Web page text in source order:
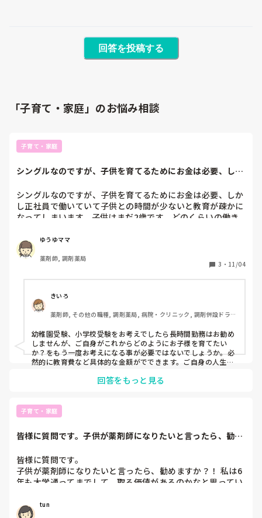
回答を投稿する
「子育て・家庭」のお悩み相談
子育て・家庭
シングルなのですが、子供を育てるためにお金は必要、しか
シングルなのですが、子供を育てるためにお金は必要、しか
し正社員で働いていて子供との時間が少ないと教育が疎かに
なってしまいます。子供はまだ2歳です。どのくらいの働き
聞かせてください。宜しくお願いします。
ゆうゆママ
薬剤師, 調剤薬局
3 ・ 11/04
きいろ
薬剤師, その他の職種, 調剤薬局, 病院・クリニック, 調剤併設ドラッ
幼稚園受験、小学校受験をお考えでしたら長時間勤務はお勧め
しませんが、ご自身がこれからどのようにお子様を育てたい
か？をもう一度お考えになる事が必要ではないでしょうか。必
然的に教育費など具体的な金額がでできます。ご自身の人生設
様の成長と共に働き方を見直していくのはいかがでしょか？
回答をもっと見る
子育て・家庭
皆様に質問です。子供が薬剤師になりたいと言ったら、勧め
皆様に質問です。
子供が薬剤師になりたいと言ったら、勧めますか？！ 私は6
年も大学通ってまでして、取る価値があるのかなと思ってい
tun